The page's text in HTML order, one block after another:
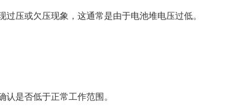
过压或欠压现象，这通常是由于电池堆电压过低。
认是否低于正常工作范围。